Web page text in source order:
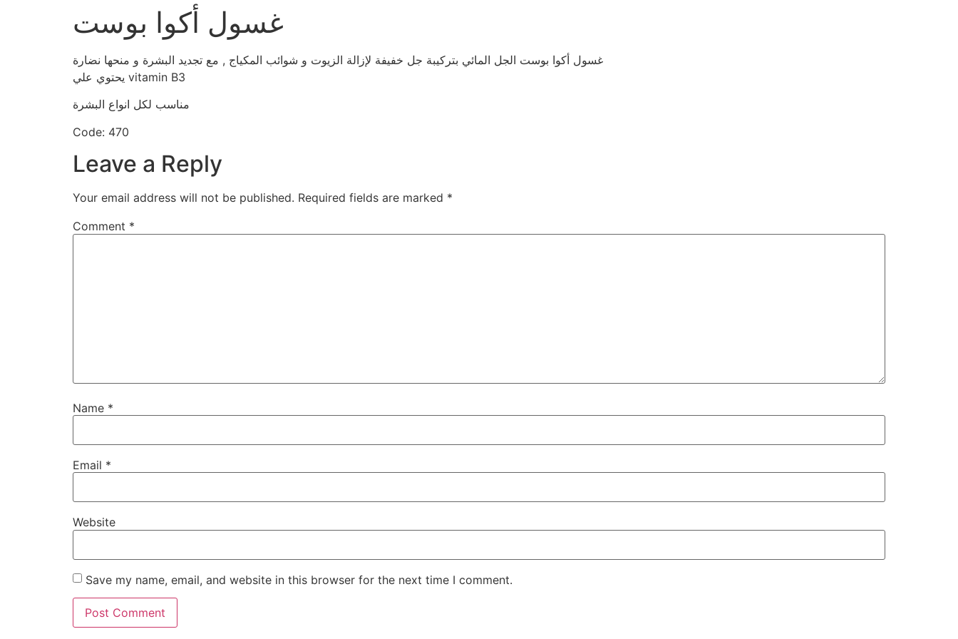
غسول أكوا بوست
غسول أكوا بوست الجل المائي بتركيبة جل خفيفة لإزالة الزيوت و شوائب المكياج , مع تجديد البشرة و منحها نضارة
يحتوي علي vitamin B3
مناسب لكل انواع البشرة
Code: 470
Leave a Reply
Your email address will not be published. Required fields are marked *
Comment *
Name *
Email *
Website
Save my name, email, and website in this browser for the next time I comment.